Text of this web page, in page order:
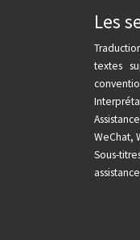
Les
textes
WeChat,
Sous-